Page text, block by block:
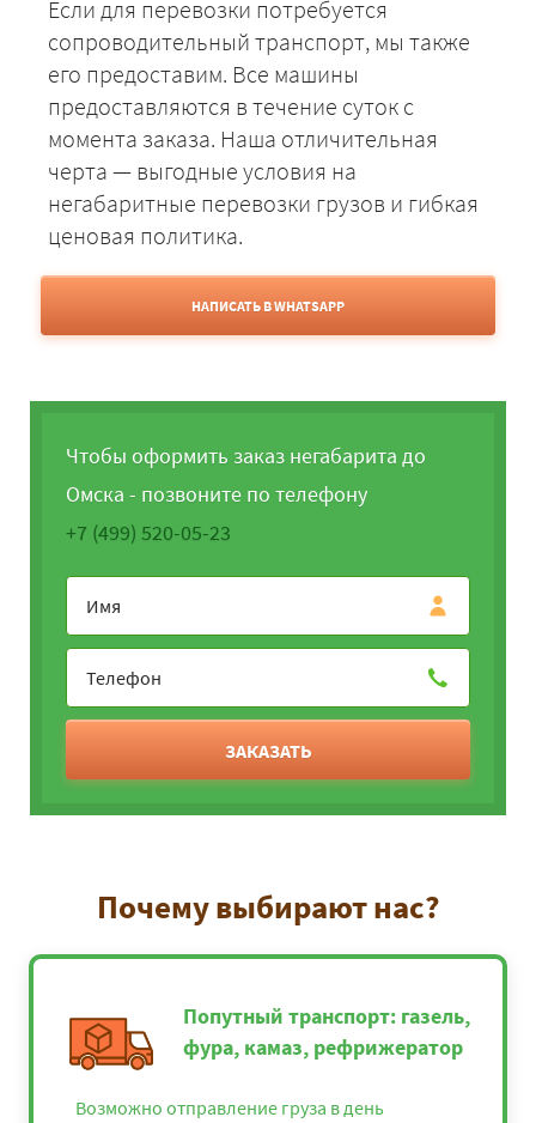
Если для перевозки потребуется
сопроводительный транспорт, мы также
его предоставим. Все машины
предоставляются в течение суток с
момента заказа. Наша отличительная
черта — выгодные условия на
негабаритные перевозки грузов и гибкая
ценовая политика.
НАПИСАТЬ В WHATSAPP
Чтобы оформить заказ негабарита до
Омска - позвоните по телефону
+7 (499) 520-05-23
ЗАКАЗАТЬ
Почему выбирают нас?
Попутный транспорт: газель,
фура, камаз, рефрижератор
Возможно отправление груза в день